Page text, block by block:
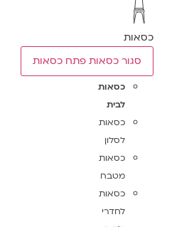
כסאות
סגור כסאות פתח כסאות
כסאות
לבית
כסאות
לסלון
כסאות
מטבח
כסאות
לחדרי